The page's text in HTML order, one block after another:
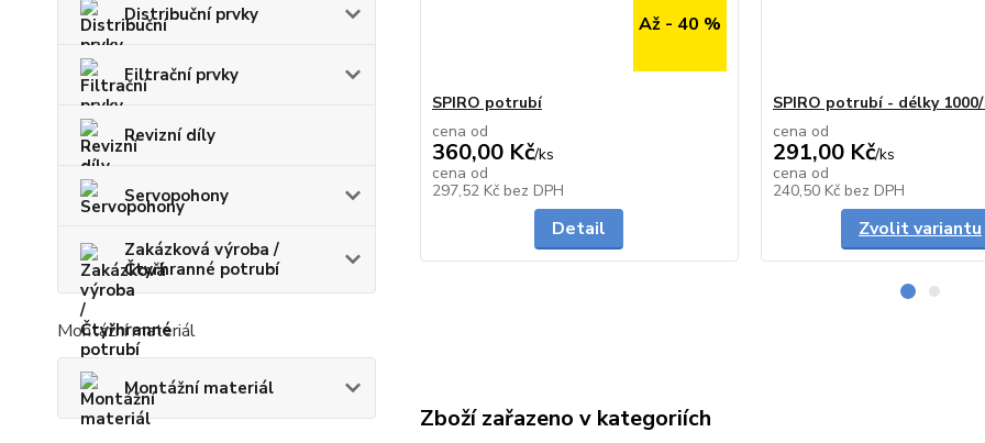
Distribuční prvky
Filtrační prvky
Revizní díly
Servopohony
Zakázková výroba /
Čtyřhranné potrubí
Montážní materiál
Montážní materiál
Až - 40 %
SPIRO potrubí
cena od
360,00 Kč/ks
cena od
297,52 Kč bez DPH
Detail
SPIRO potrubí - délky 1000/
cena od
291,00 Kč/ks
cena od
240,50 Kč bez DPH
Zvolit variantu
Zboží zařazeno v kategoriích